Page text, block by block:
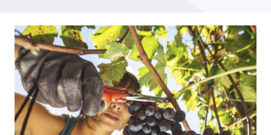
Valutazione ergonomica dell’ambiente